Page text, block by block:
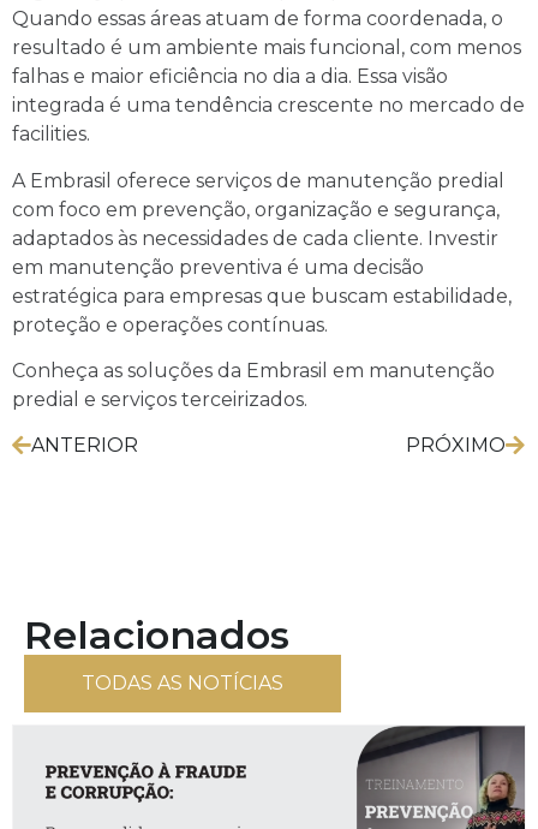
Quando essas áreas atuam de forma coordenada, o
resultado é um ambiente mais funcional, com menos
falhas e maior eficiência no dia a dia. Essa visão
integrada é uma tendência crescente no mercado de
facilities.
A Embrasil oferece serviços de manutenção predial
com foco em prevenção, organização e segurança,
adaptados às necessidades de cada cliente. Investir
em manutenção preventiva é uma decisão
estratégica para empresas que buscam estabilidade,
proteção e operações contínuas.
Conheça as soluções da Embrasil em manutenção
predial e serviços terceirizados.
ANTERIOR PRÓXIMO
Relacionados
TODAS AS NOTÍCIAS